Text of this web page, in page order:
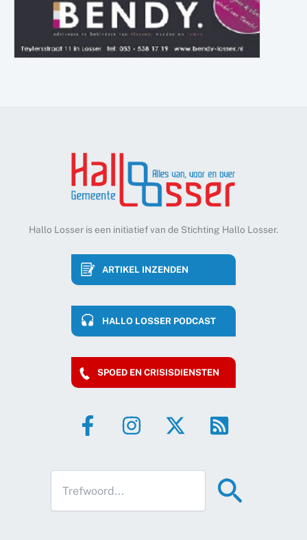
Hallo Losser is een initiatief van de Stichting Hallo Losser.
ARTIKEL INZENDEN
HALLO LOSSER PODCAST
SPOED EN CRISISDIENSTEN